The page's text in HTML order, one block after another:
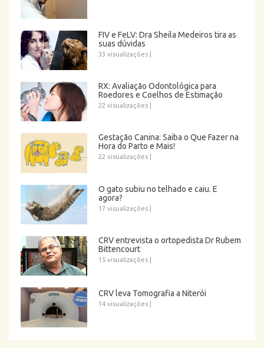
FIV e FeLV: Dra Sheila Medeiros tira as
suas dúvidas
33 visualizações
RX: Avaliação Odontológica para
Roedores e Coelhos de Estimação
22 visualizações
Gestação Canina: Saiba o Que Fazer na
Hora do Parto e Mais!
22 visualizações
O gato subiu no telhado e caiu. E
agora?
17 visualizações
CRV entrevista o ortopedista Dr Rubem
Bittencourt
15 visualizações
CRV leva Tomografia a Niterói
14 visualizações